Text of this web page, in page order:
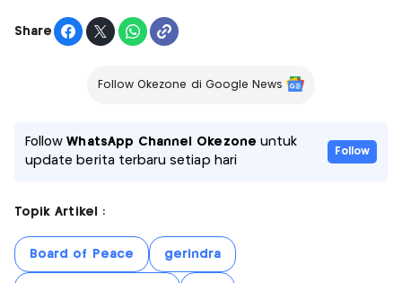
Share
Follow Okezone di Google News
FollowWhatsApp Channel Okezone untuk
update berita terbaru setiap hari
Follow
Topik Artikel :
Board of Peace gerindra